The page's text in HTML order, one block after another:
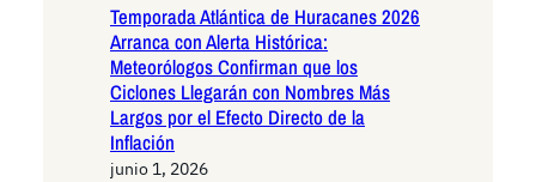
Temporada Atlántica de Huracanes 2026
Arranca con Alerta Histórica:
Meteorólogos Confirman que los
Ciclones Llegarán con Nombres Más
Largos por el Efecto Directo de la
Inflación
junio 1, 2026